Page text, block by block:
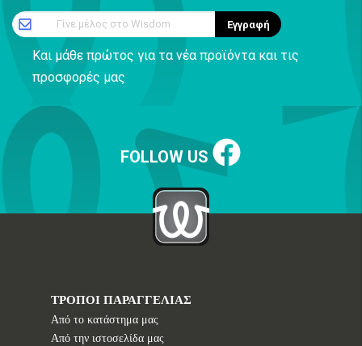
Γίνε μέλος στο Wisdom Εγγραφή
Και μάθε πρώτος για τα νέα προϊόντα και τις
προσφορές μας
FOLLOW US
ΤΡΟΠΟΙ ΠΑΡΑΓΓΕΛΙΑΣ
Από το κατάστημα μας
Από την ιστοσελίδα μας